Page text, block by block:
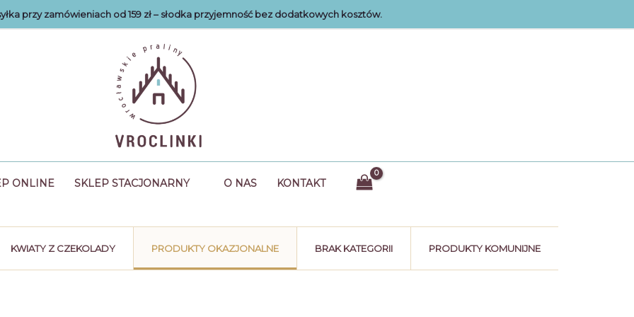
przy zamówieniach od 159 zł – słodka przyjemność bez dodatkowych kosztów.
ONLINE SKLEP STACJONARNY O NAS KONTAKT
KWIATY Z CZEKOLADY PRODUKTY OKAZJONALNE BRAK KATEGORII PRODUKTY KOMUNIJNE